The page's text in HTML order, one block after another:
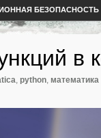
БЕЗОПАСНОСТЬ
в
, python, математика